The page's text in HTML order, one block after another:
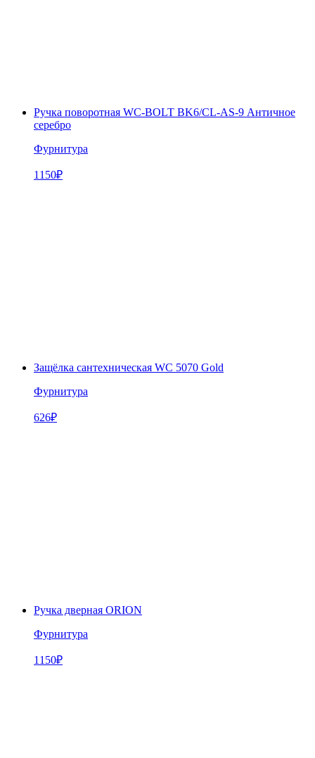
Ручка поворотная WC-BOLT BK6/CL-AS-9 Античное
серебро
Фурнитура
1150₽
Защёлка сантехническая WC 5070 Gold
Фурнитура
626₽
Ручка дверная ORION
Фурнитура
1150₽